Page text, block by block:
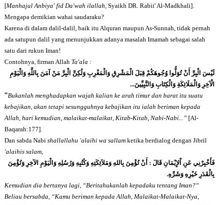
[Manhajul Anbiya' fid Da'wah ilallah, Syaikh DR. Rabii' Al-Madkhali].
Mengapa demikian wahai saudaraku?
Karena di dalam dalil-dalil, baik itu Alquran maupun As-Sunnah, tidak pernah
ada satupun dalil yang menunjukkan adanya masalah Imamah sebagai salah
satu dari rukun Iman!
Contohnya, firman Allah Ta'ala :
لَيْسَ الْبِرَّ أَنْ تُوَلُّوا وُجُوهَكُمْ قِبَلَ الْمَشْرِقِ وَالْمَغْرِبِ وَلَٰكِنَّ الْبِرَّ مَنْ آمَنَ بِاللَّهِ وَالْيَوْمِ
الْآخِرِ وَالْمَلَائِكَةِ وَالْكِتَابِ وَالنَّبِيِّينَ...
“Bukanlah menghadapkan wajah kalian ke arah timur dan barat itu suatu
kebajikan, akan tetapi sesungguhnya kebajikan itu ialah beriman kepada
Allah, hari kemudian, malaikat-malaikat, Kitab-Kitab, Nabi-Nabi...” [Al-
Baqarah:177].
Dan sabda Nabi shallallahu 'alaihi wa sallam ketika berdialog dengan Jibril
'alaihis salam,
فَأَخْبِرْنِي عَنِ اْلإِيْمَانِ قَالَ : أَنْ تُؤْمِنَ بِاللهِ وَمَلاَئِكَتِهِ وَكُتُبِهِ وَرُسُلِهِ وَالْيَوْمِ الآخِرِ وَتُؤْمِنَ
بِالْقَدَرِ خَيْرِهِ وَشَرِّهِ.
Kemudian dia bertanya lagi, “Beritahukanlah kepadaku tentang Iman?“
Beliau bersabda, “Kamu beriman kepada Allah, Malaikat-Malaikat-Nya,